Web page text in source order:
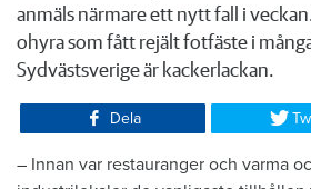
anmäls närmare ett nytt fall i
ohyra som fått rejält fotfäste i
Sydvästsverige är kackerlackan. ​
Dela
​– Innan var restauranger och varma